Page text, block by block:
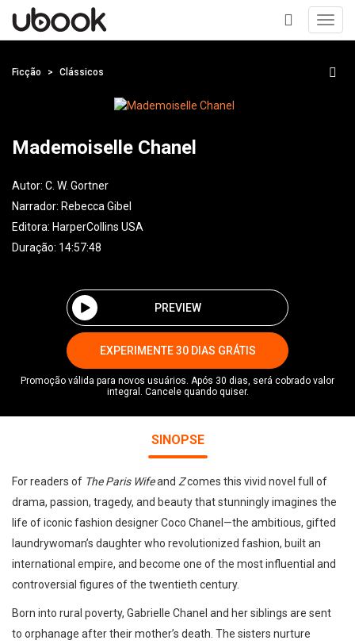
+
Ficção Clássicos
Mademoiselle Chanel
Autor: C. W. Gortner
Narrador: Rebecca Gibel
Editora: HarperCollins USA
Duração: 14:57:48
PREVIEW
EXPERIMENTE 30 DIAS GRÁTIS
Promoção válida para novos usuários. Após 30 dias, será cobrado valor
integral. Cancele quando quiser.
SINOPSE
For readers of The Paris Wifeand Zcomes this vivid novel full of
drama, passion, tragedy, and beauty that stunningly imagines the
life of iconic fashion designer Coco Chanel—the ambitious, gifted
laundrywoman’s daughter who revolutionized fashion, built an
international empire, and become one of the most influential and
controversial figures of the twentieth century.
Born into rural poverty, Gabrielle Chanel and her siblings are sent
to orphanage after their mother’s death. The sisters nurture